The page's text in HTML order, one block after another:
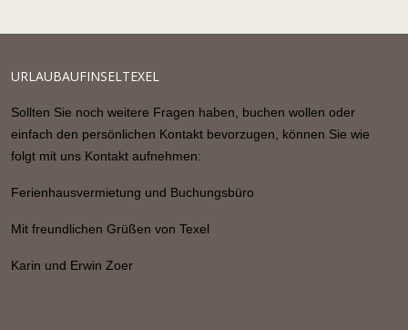
URLAUBAUFINSELTEXEL
Sollten Sie noch weitere Fragen haben, buchen wollen oder
einfach den persönlichen Kontakt bevorzugen, können Sie wie
folgt mit uns Kontakt aufnehmen:
Ferienhausvermietung und Buchungsbüro
Mit freundlichen Grüßen von Texel
Karin und Erwin Zoer